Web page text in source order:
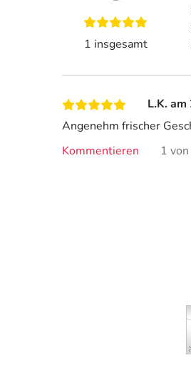
1 insgesamt
L.K.
Angenehm frischer
Kommentieren
1